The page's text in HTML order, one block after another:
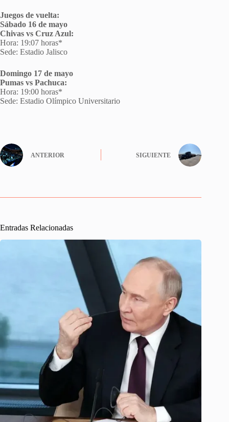
Juegos de vuelta:
Sábado 16 de mayo
Chivas vs Cruz Azul:
Hora: 19:07 horas*
Sede: Estadio Jalisco
Domingo 17 de mayo
Pumas vs Pachuca:
Hora: 19:00 horas*
Sede: Estadio Olímpico Universitario
ANTERIOR SIGUIENTE
Entradas Relacionadas